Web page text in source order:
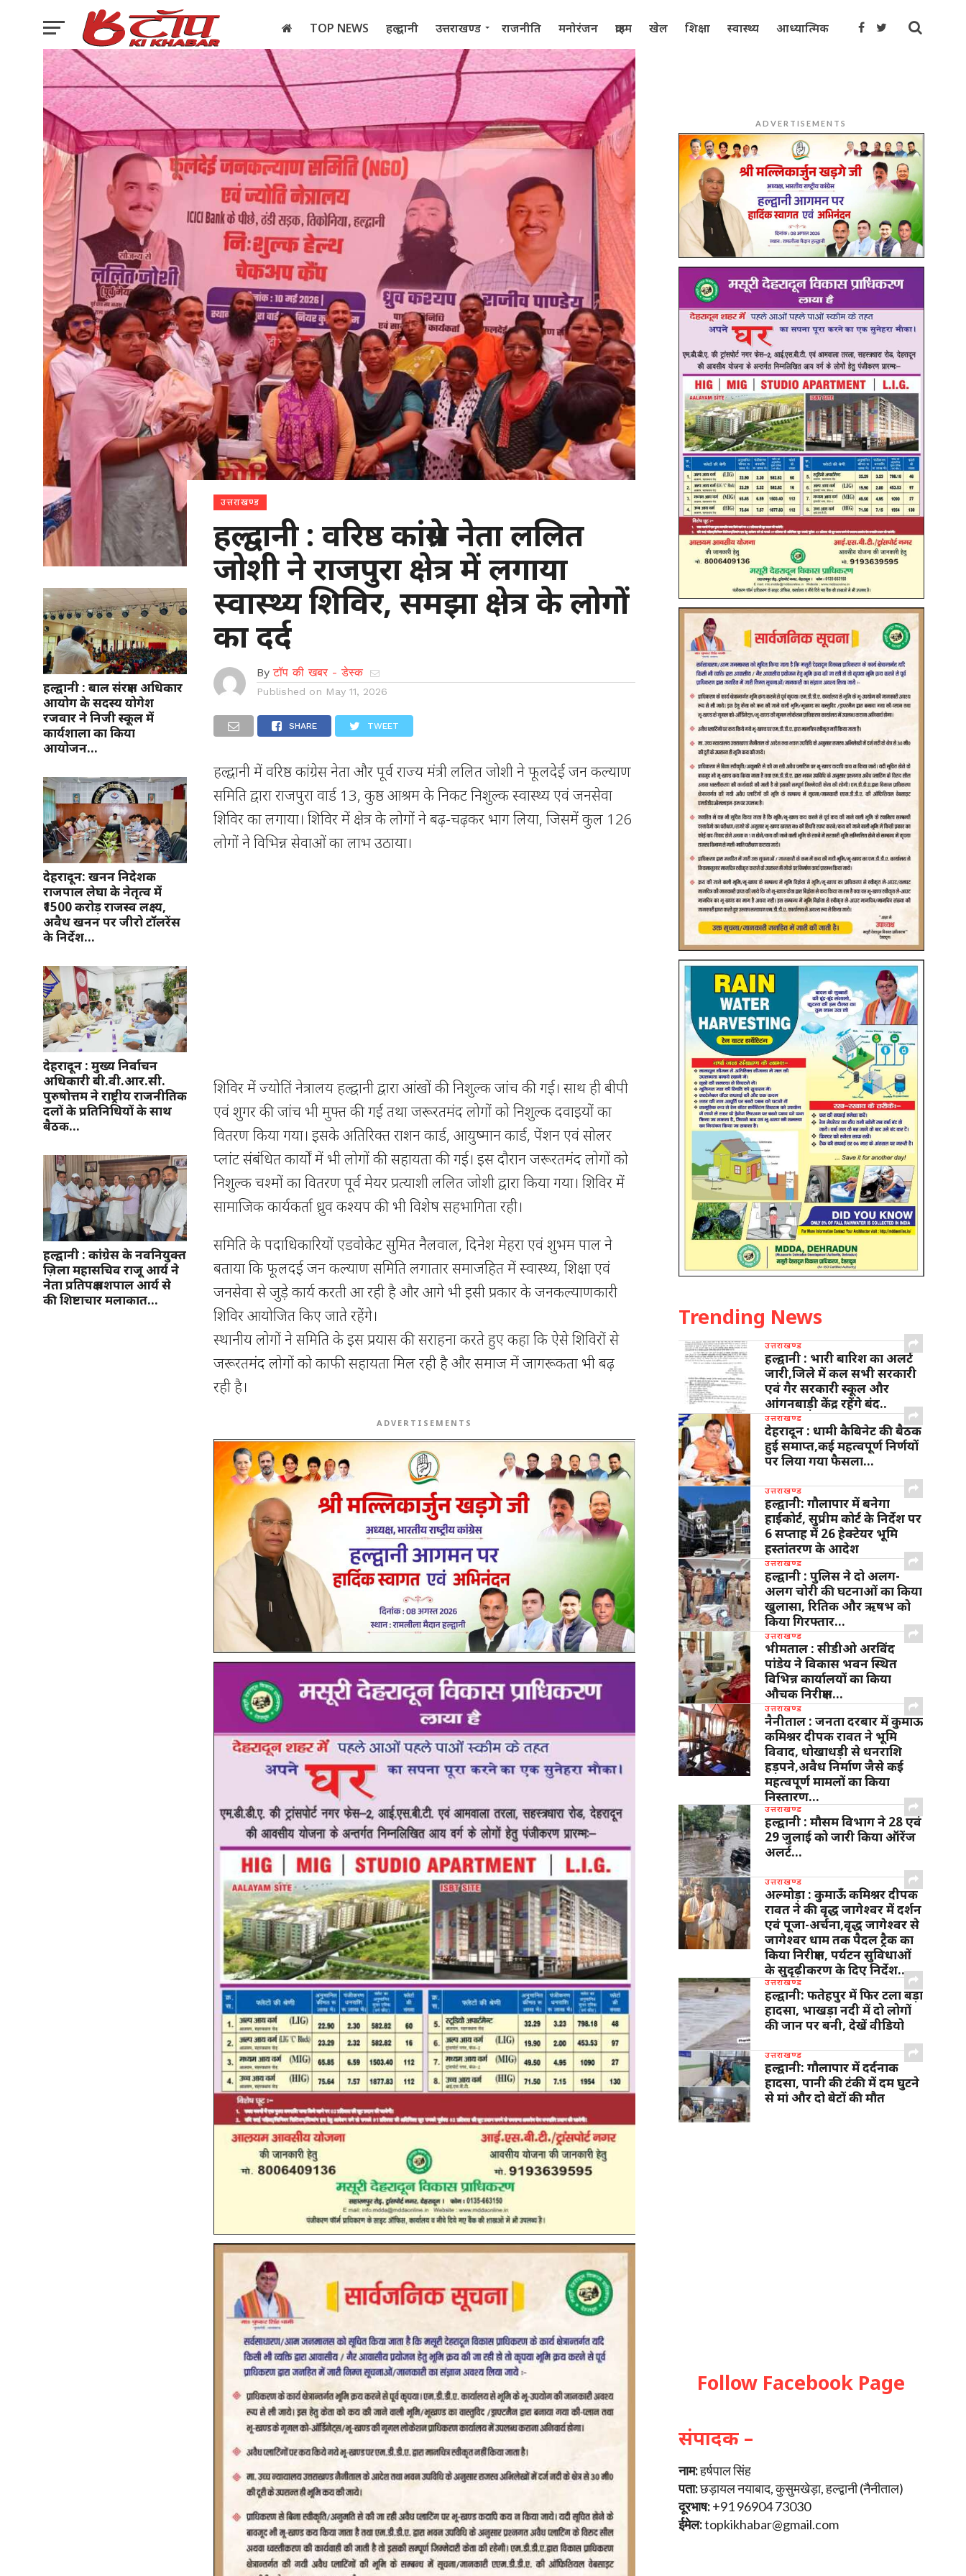
TOP NEWS हल्द्वानी उत्तराखण्ड राजनीति मनोरंजन क्राइम खेल शिक्षा स्वास्थ्य आध्यात्मिक
इलेक्शन 2022
हल्द्वानी : बाल संरक्षण अधिकार
आयोग के सदस्य योगेश
रजवार ने निजी स्कूल में
कार्यशाला का किया
आयोजन…
देहरादून: खनन निदेशक
राजपाल लेघा के नेतृत्व में
₹1500 करोड़ राजस्व लक्ष्य,
अवैध खनन पर जीरो टॉलरेंस
के निर्देश…
देहरादून : मुख्य निर्वाचन
अधिकारी बी.वी.आर.सी.
पुरुषोत्तम ने राष्ट्रीय राजनीतिक
दलों के प्रतिनिधियों के साथ
बैठक…
हल्द्वानी : कांग्रेस के नवनियुक्त
ज़िला महासचिव राजू आर्य ने
नेता प्रतिपक्ष यशपाल आर्य से
की शिष्टाचार मलाकात…
उत्तराखण्ड
हल्द्वानी : वरिष्ठ कांग्रेस नेता ललित
जोशी ने राजपुरा क्षेत्र में लगाया
स्वास्थ्य शिविर, समझा क्षेत्र के लोगों
का दर्द
By टॉप की खबर - डेस्क
Published on May 11, 2026
SHARE TWEET
हल्द्वानी में वरिष्ठ कांग्रेस नेता और पूर्व राज्य मंत्री ललित जोशी ने फूलदेई जन कल्याण
समिति द्वारा राजपुरा वार्ड 13, कुष्ठ आश्रम के निकट निशुल्क स्वास्थ्य एवं जनसेवा
शिविर का लगाया। शिविर में क्षेत्र के लोगों ने बढ़-चढ़कर भाग लिया, जिसमें कुल 126
लोगों ने विभिन्न सेवाओं का लाभ उठाया।
शिविर में ज्योतिं नेत्रालय हल्द्वानी द्वारा आंखों की निशुल्क जांच की गई। साथ ही बीपी
एवं शुगर की जांच भी मुफ्त की गई तथा जरूरतमंद लोगों को निशुल्क दवाइयों का
वितरण किया गया। इसके अतिरिक्त राशन कार्ड, आयुष्मान कार्ड, पेंशन एवं सोलर
प्लांट संबंधित कार्यों में भी लोगों की सहायता की गई। इस दौरान जरूरतमंद लोगों को
निशुल्क चश्मों का वितरण पूर्व मेयर प्रत्याशी ललित जोशी द्वारा किया गया। शिविर में
सामाजिक कार्यकर्ता ध्रुव कश्यप की भी विशेष सहभागिता रही।
समिति के पदाधिकारियों एडवोकेट सुमित नैलवाल, दिनेश मेहरा एवं शुभम पाल ने
बताया कि फूलदई जन कल्याण समिति लगातार समाजहित में स्वास्थ्य, शिक्षा एवं
जनसेवा से जुड़े कार्य करती आ रही है और आगे भी इसी प्रकार के जनकल्याणकारी
शिविर आयोजित किए जाते रहेंगे।
स्थानीय लोगों ने समिति के इस प्रयास की सराहना करते हुए कहा कि ऐसे शिविरों से
जरूरतमंद लोगों को काफी सहायता मिल रही है और समाज में जागरूकता भी बढ़
रही है।
ADVERTISEMENTS
ADVERTISEMENTS
Trending News
उत्तराखण्ड
हल्द्वानी : भारी बारिश का अलर्ट
जारी,जिले में कल सभी सरकारी
एवं गैर सरकारी स्कूल और
आंगनबाड़ी केंद्र रहेंगे बंद..
उत्तराखण्ड
देहरादून : धामी कैबिनेट की बैठक
हुई समाप्त,कई महत्वपूर्ण निर्णयों
पर लिया गया फैसला…
उत्तराखण्ड
हल्द्वानी: गौलापार में बनेगा
हाईकोर्ट, सुप्रीम कोर्ट के निर्देश पर
6 सप्ताह में 26 हेक्टेयर भूमि
हस्तांतरण के आदेश
उत्तराखण्ड
हल्द्वानी : पुलिस ने दो अलग-
अलग चोरी की घटनाओं का किया
खुलासा, रितिक और ऋषभ को
किया गिरफ्तार…
उत्तराखण्ड
भीमताल : सीडीओ अरविंद
पांडेय ने विकास भवन स्थित
विभिन्न कार्यालयों का किया
औचक निरीक्षण…
उत्तराखण्ड
नैनीताल : जनता दरबार में कुमाऊ
कमिश्नर दीपक रावत ने भूमि
विवाद, धोखाधड़ी से धनराशि
हड़पने,अवैध निर्माण जैसे कई
महत्वपूर्ण मामलों का किया
निस्तारण…
उत्तराखण्ड
हल्द्वानी : मौसम विभाग ने 28 एवं
29 जुलाई को जारी किया ऑरेंज
अलर्ट…
उत्तराखण्ड
अल्मोड़ा : कुमाऊँ कमिश्नर दीपक
रावत ने की वृद्ध जागेश्वर में दर्शन
एवं पूजा-अर्चना,वृद्ध जागेश्वर से
जागेश्वर धाम तक पैदल ट्रैक का
किया निरीक्षण, पर्यटन सुविधाओं
के सुदृढ़ीकरण के दिए निर्देश…
उत्तराखण्ड
हल्द्वानी: फतेहपुर में फिर टला बड़ा
हादसा, भाखड़ा नदी में दो लोगों
की जान पर बनी, देखें वीडियो
उत्तराखण्ड
हल्द्वानी: गौलापार में दर्दनाक
हादसा, पानी की टंकी में दम घुटने
से मां और दो बेटों की मौत
Follow Facebook Page
संपादक –
नाम:हर्षपाल सिंह
पता:छड़ायल नयाबाद, कुसुमखेड़ा, हल्द्वानी (नैनीताल)
दूरभाष:+91 96904 73030
ईमेल:topkikhabar@gmail.com